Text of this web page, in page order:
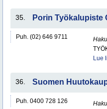
35. Porin Työkalupiste
Puh. (02) 646 9711
Lue
36. Suomen
Puh. 0400 728 126